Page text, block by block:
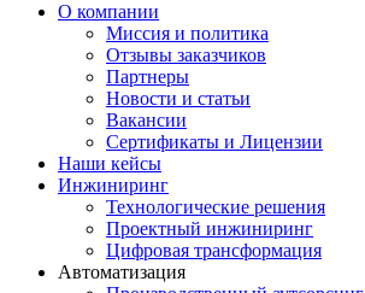
О компании
Миссия и политика
Отзывы заказчиков
Партнеры
Новости и статьи
Вакансии
Сертификаты и Лицензии
Наши кейсы
Инжиниринг
Технологические решения
Проектный инжиниринг
Цифровая трансформация
Автоматизация